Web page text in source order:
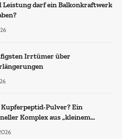
Leistung darf ein Balkonkraftwerk
Irrtümer über
Kupferpeptid-Pulver? Ein
Komplex aus „kleinem